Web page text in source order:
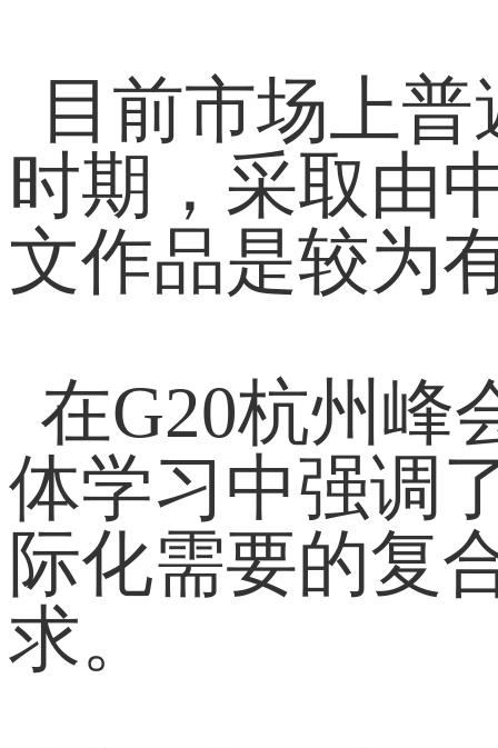
目前市场上
时期，采取由
文作品是较为
在G20杭州峰
体学习中强调
际化需要的复
求。